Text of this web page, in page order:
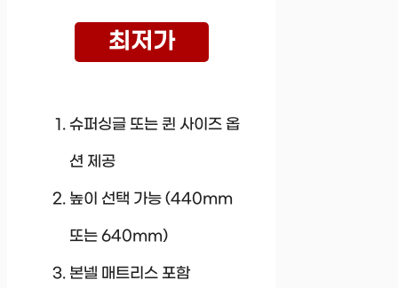
최저가
슈퍼싱글 또는 퀸 사이즈 옵
션 제공
높이 선택 가능 (440mm
또는 640mm)
본넬 매트리스 포함